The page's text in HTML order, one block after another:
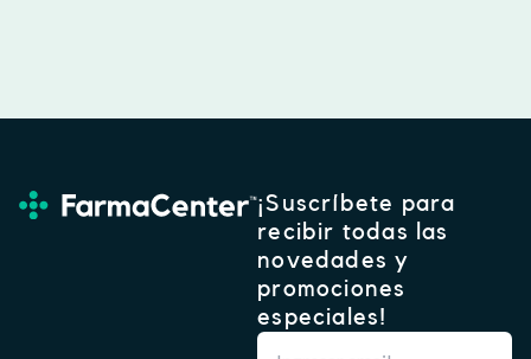
¡Suscríbete para
recibir todas las
novedades y
promociones
especiales!